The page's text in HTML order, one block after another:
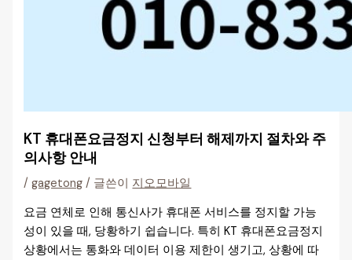
KT 휴대폰요금정지 신청부터 해제까지 절차와 주
의사항 안내
/gagetong / 글쓴이 지오모바일
요금 연체로 인해 통신사가 휴대폰 서비스를 정지할 가능
성이 있을 때, 당황하기 쉽습니다. 특히 KT 휴대폰요금정지
상황에서는 통화와 데이터 이용 제한이 생기고, 상황에 따